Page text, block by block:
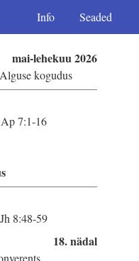
Info Seaded
mai-lehekuu 2026
kogudus
7:1-16
8:48-59
18. nädal